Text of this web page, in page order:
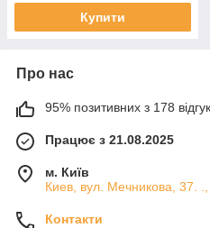
Купити
Про нас
95% позитивних з 178
Працює з 21.08.2025
м. Київ
Киев, вул. Мечникова, 37. .,
Контакти